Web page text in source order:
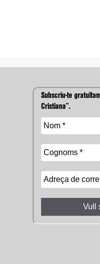
Subscriu-te
Cristiana”.